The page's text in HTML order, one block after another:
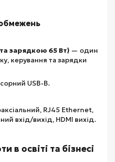
зарядкою 65 Вт) — один
керування та зарядки
USB-B.
RJ45 Ethernet,
вхід/вихід, HDMI вихід.
в освіті та бізнесі